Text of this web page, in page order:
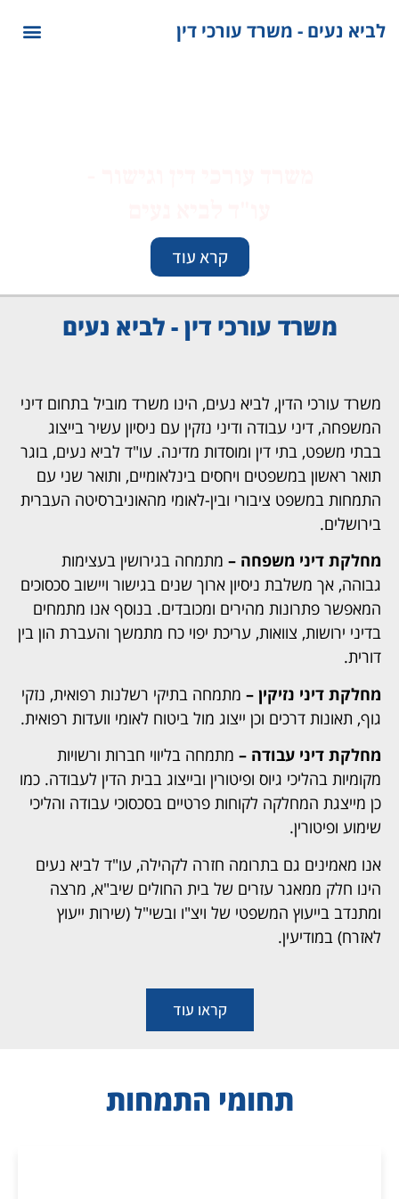
לביא נעים - משרד עורכי דין
קרא עוד
משרד עורכי דין - לביא נעים
משרד עורכי הדין, לביא נעים, הינו משרד מוביל בתחום דיני
המשפחה, דיני עבודה ודיני נזקין עם ניסיון עשיר בייצוג
בבתי משפט, בתי דין ומוסדות מדינה. עו"ד לביא נעים, בוגר
תואר ראשון במשפטים ויחסים בינלאומיים, ותואר שני עם
התמחות במשפט ציבורי ובין-לאומי מהאוניברסיטה העברית
בירושלים.
מחלקת דיני משפחה – מתמחה בגירושין בעצימות
גבוהה, אך משלבת ניסיון ארוך שנים בגישור ויישוב סכסוכים
המאפשר פתרונות מהירים ומכובדים. בנוסף אנו מתמחים
בדיני ירושות, צוואות, עריכת יפוי כח מתמשך והעברת הון בין
דורית.
מחלקת דיני נזיקין – מתמחה בתיקי רשלנות רפואית, נזקי
גוף, תאונות דרכים וכן ייצוג מול ביטוח לאומי וועדות רפואית.
מחלקת דיני עבודה – מתמחה בליווי חברות ורשויות
מקומיות בהליכי גיוס ופיטורין ובייצוג בבית הדין לעבודה. כמו
כן מייצגת המחלקה לקוחות פרטיים בסכסוכי עבודה והליכי
שימוע ופיטורין.
אנו מאמינים גם בתרומה חזרה לקהילה, עו"ד לביא נעים
הינו חלק ממאגר עזרים של בית החולים שיב"א, מרצה
ומתנדב בייעוץ המשפטי של ויצ"ו ובשי"ל (שירות ייעוץ
לאזרח) במודיעין.
קראו עוד
תחומי התמחות